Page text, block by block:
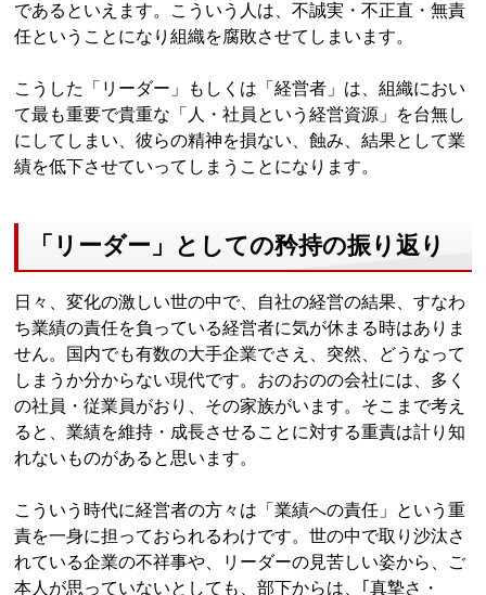
であるといえます。こういう人は、不誠実・不正直・無責
任ということになり組織を腐敗させてしまいます。
こうした「リーダー」もしくは「経営者」は、組織におい
て最も重要で貴重な「人・社員という経営資源」を台無し
にしてしまい、彼らの精神を損ない、蝕み、結果として業
績を低下させていってしまうことになります。
「リーダー」としての矜持の振り返り
日々、変化の激しい世の中で、自社の経営の結果、すなわ
ち業績の責任を負っている経営者に気が休まる時はありま
せん。国内でも有数の大手企業でさえ、突然、どうなって
しまうか分からない現代です。おのおのの会社には、多く
の社員・従業員がおり、その家族がいます。そこまで考え
ると、業績を維持・成長させることに対する重責は計り知
れないものがあると思います。
こういう時代に経営者の方々は「業績への責任」という重
責を一身に担っておられるわけです。世の中で取り沙汰さ
れている企業の不祥事や、リーダーの見苦しい姿から、ご
本人が思っていないとしても、部下からは、｢真摯さ・